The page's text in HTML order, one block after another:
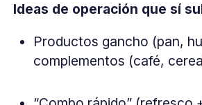
Ideas de operación que sí
Productos gancho (pan,
complementos (café,